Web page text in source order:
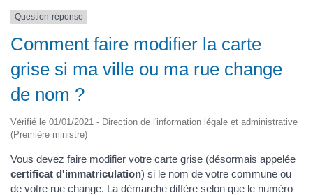
Question-réponse
Comment faire modifier la carte
grise si ma ville ou ma rue change
de nom ?
Vérifié le 01/01/2021 - Direction de l'information légale et administrative
(Première ministre)
Vous devez faire modifier votre carte grise (désormais appelée
certificat d'immatriculation) si le nom de votre commune ou
de votre rue change. La démarche diffère selon que le numéro